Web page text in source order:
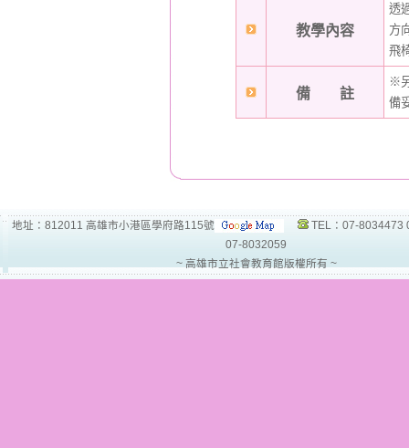
教學內容
透
方
飛
備 註
※
備
地址：812011 高雄市小港區學府路115號
TEL：07-8034473
07-8032059
~ 高雄市立社會教育館版權所有 ~